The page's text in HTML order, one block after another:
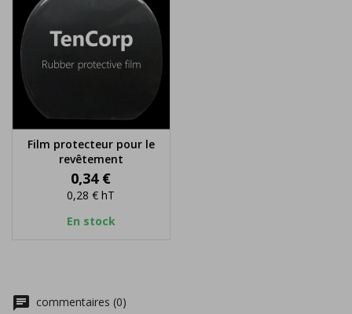
Film protecteur pour le
revêtement
Prix
0,34 €
0,28 €hT
En stock
chat commentaires (0)